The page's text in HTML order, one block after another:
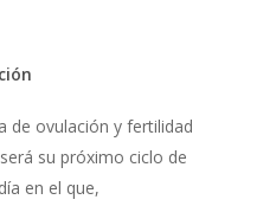
de ovulación y fertilidad
su próximo ciclo de
en el que,